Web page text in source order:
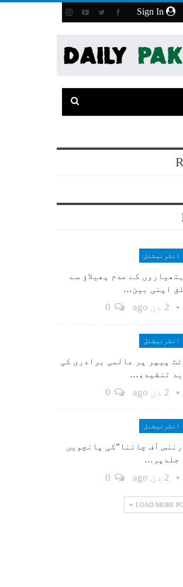
انٹرنیشنل
کے عدم پھیلاؤ سے
اپنی بین…
2 دن ago
انٹرنیشنل
پیپر پر عالمی برادری کی
تنقید،…
2 دن ago
انٹرنیشنل
آف چائنا”کی پانچویں
جلدپر…
2 دن ago
LOAD MORE